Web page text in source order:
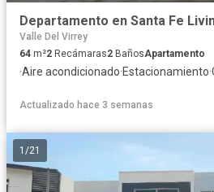
Departamento en Santa Fe
Valle Del Virrey
64 m²2 Recámaras2 BañosApartamento
·Aire acondicionado·Estacionamiento·
Actualizado hace 3 semanas
1 /21